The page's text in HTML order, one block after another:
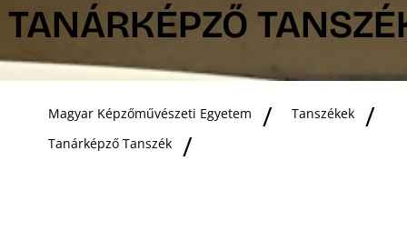
TANÁRKÉPZŐ
Magyar Képzőművészeti Egyetem
Tanszékek
Tanárképző Tanszék